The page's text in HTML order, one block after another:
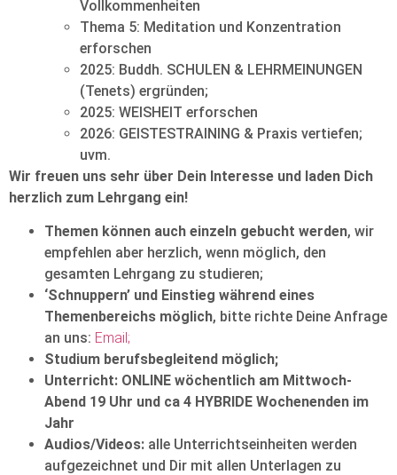
Vollkommenheiten
Thema 5: Meditation und Konzentration
erforschen
2025: Buddh. SCHULEN & LEHRMEINUNGEN
(Tenets) ergründen;
2025: WEISHEIT erforschen
2026: GEISTESTRAINING & Praxis vertiefen;
uvm.
Wir freuen uns sehr über Dein Interesse und laden Dich
herzlich zum Lehrgang ein!
Themen können auch einzeln gebucht werden, wir
empfehlen aber herzlich, wenn möglich, den
gesamten Lehrgang zu studieren;
‘Schnuppern’ und Einstieg während eines
Themenbereichs möglich, bitte richte Deine Anfrage
an uns: Email;
Studium berufsbegleitend möglich;
Unterricht: ONLINE wöchentlich am Mittwoch-
Abend 19 Uhr und ca 4 HYBRIDE Wochenenden im
Jahr
Audios/Videos: alle Unterrichtseinheiten werden
aufgezeichnet und Dir mit allen Unterlagen zu